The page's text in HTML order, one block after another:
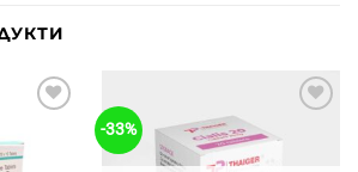
'Любими'
-33%